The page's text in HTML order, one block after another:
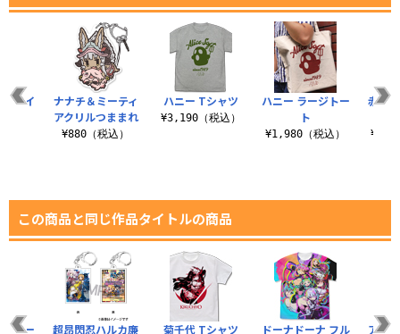
ハニー Tシャツ
¥3,190（税込）
ハニー ラージトー
ト
¥1,980（税込）
赤フ
ライ
ナナチ＆ミーティ
アクリルつままれ
¥880（税込）
この商品と同じ作品タイトルの商品
菊千代 Tシャツ ドーナドーナ フル アト
トー 超昂閃忍ハルカ廉